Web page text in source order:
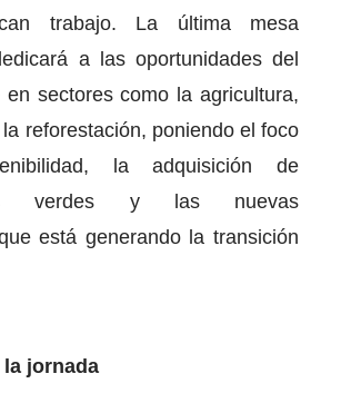
trabajo. La última mesa
a las oportunidades del
en sectores como la agricultura,
reforestación, poniendo el foco
la adquisición de
verdes y las nuevas
está generando la transición
la jornada